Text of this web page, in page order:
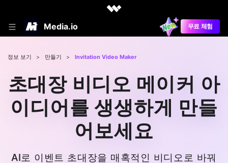
Media.io 무료 체험
정보 보기 > 만들기 > Invitation Video Maker
초대장 비디오 메이커 아
이디어를 생생하게 만들
어보세요
AI로 이벤트 초대장을 매혹적인 비디오로 바꿔